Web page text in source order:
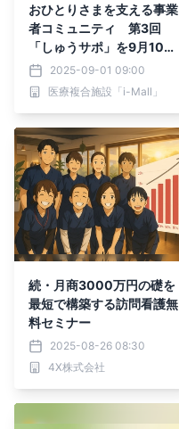
おひとりさまを支える事業
者コミュニティ 第3回
「しゅうサポ」を9月10日
に開催2025-09-01 09:00
医療複合施設「i-Mall」
続・月商3000万円の礎を
最短で構築する訪問看護無
料セミナー
2025-08-26 08:30
4X株式会社